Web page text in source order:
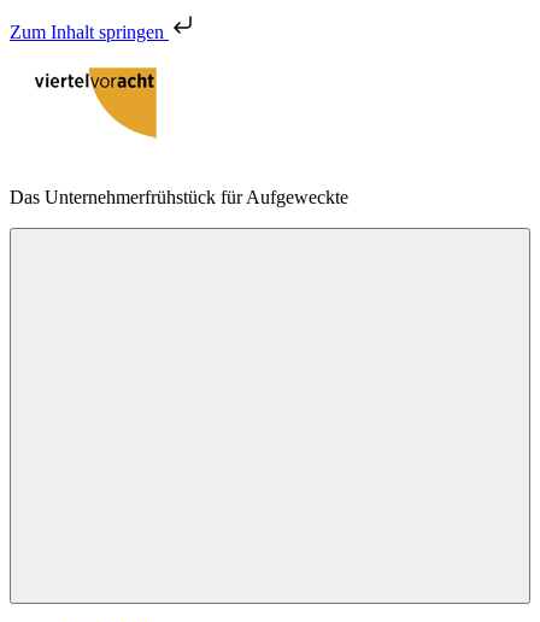
Zum Inhalt springen
Inhalt
viertelvoracht
Das Unternehmerfrühstück für Aufgeweckte